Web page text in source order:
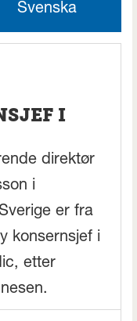
Svenska
I
direktør
i
er fra
konsernsjef i
etter